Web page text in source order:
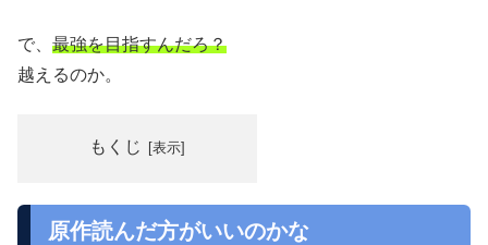
で、 最強を目指すんだろ？
越えるのか。
もくじ
原作読んだ方がいいのかな